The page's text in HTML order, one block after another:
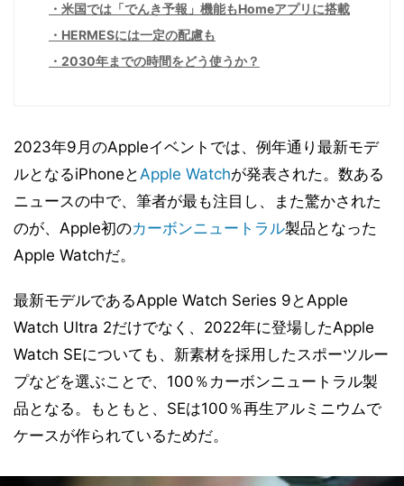
米国では「でんき予報」機能もHomeアプリに搭載
HERMESには一定の配慮も
2030年までの時間をどう使うか？
2023年9月のAppleイベントでは、例年通り最新モデ
ルとなるiPhoneとApple Watchが発表された。数ある
ニュースの中で、筆者が最も注目し、また驚かされた
のが、Apple初のカーボンニュートラル製品となった
Apple Watchだ。
最新モデルであるApple Watch Series 9とApple
Watch Ultra 2だけでなく、2022年に登場したApple
Watch SEについても、新素材を採用したスポーツルー
プなどを選ぶことで、100％カーボンニュートラル製
品となる。もともと、SEは100％再生アルミニウムで
ケースが作られているためだ。